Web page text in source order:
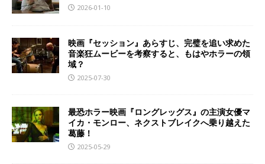
2026-01-10
映画『セッション』あらすじ、完璧を追い求めた
音楽狂ムービーを考察すると、もはやホラーの領
域？
2025-07-30
最恐ホラー映画『ロングレッグス』の主演女優マ
イカ・モンロー、ネクストブレイクへ乗り越えた
葛藤！
2025-05-29